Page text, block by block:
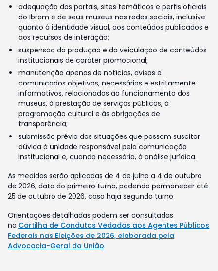
adequação dos portais, sites temáticos e perfis oficiais
do Ibram e de seus museus nas redes sociais, inclusive
quanto à identidade visual, aos conteúdos publicados e
aos recursos de interação;
suspensão da produção e da veiculação de conteúdos
institucionais de caráter promocional;
manutenção apenas de notícias, avisos e
comunicados objetivos, necessários e estritamente
informativos, relacionados ao funcionamento dos
museus, à prestação de serviços públicos, à
programação cultural e às obrigações de
transparência;
submissão prévia das situações que possam suscitar
dúvida à unidade responsável pela comunicação
institucional e, quando necessário, à análise jurídica.
As medidas serão aplicadas de 4 de julho a 4 de outubro
de 2026, data do primeiro turno, podendo permanecer até
25 de outubro de 2026, caso haja segundo turno.
Orientações detalhadas podem ser consultadas
na Cartilha de Condutas Vedadas aos Agentes Públicos
Federais nas Eleições de 2026, elaborada pela
Advocacia-Geral da União.